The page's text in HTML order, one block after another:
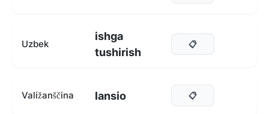
Uzbek
ishga
tushirish
📋
Valižanščina lansio 📋